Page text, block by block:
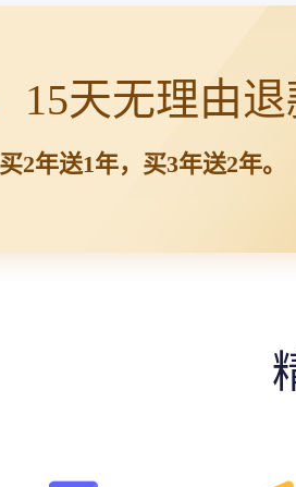
15天无理由退
买2年送1年，买3年送2年。